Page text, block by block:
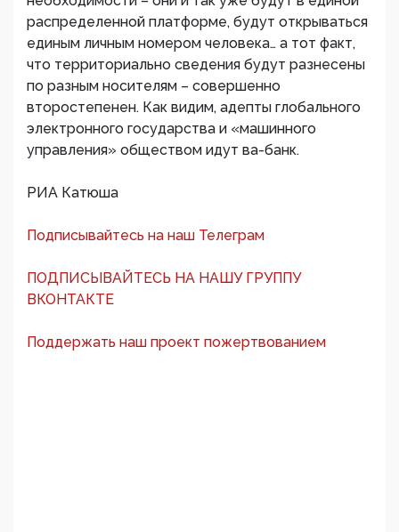
распределенной платформе, будут открываться
единым личным номером человека… а тот факт,
что территориально сведения будут разнесены
по разным носителям – совершенно
второстепенен. Как видим, адепты глобального
электронного государства и «машинного
управления» обществом идут ва-банк.
РИА Катюша
Подписывайтесь на наш Телеграм
ПОДПИСЫВАЙТЕСЬ НА НАШУ ГРУППУ
ВКОНТАКТЕ
Поддержать наш проект пожертвованием